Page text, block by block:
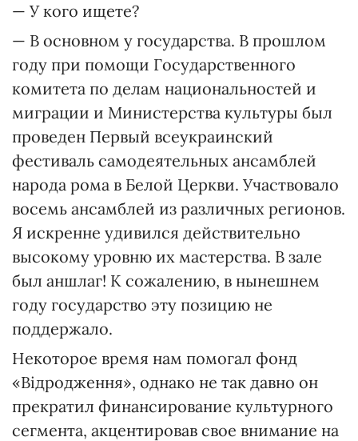
— У кого ищете?
— В основном у государства. В прошлом
году при помощи Государственного
комитета по делам национальностей и
миграции и Министерства культуры был
проведен Первый всеукраинский
фестиваль самодеятельных ансамблей
народа рома в Белой Церкви. Участвовало
восемь ансамблей из различных регионов.
Я искренне удивился действительно
высокому уровню их мастерства. В зале
был аншлаг! К сожалению, в нынешнем
году государство эту позицию не
поддержало.
Некоторое время нам помогал фонд
«Відродження», однако не так давно он
прекратил финансирование культурного
сегмента, акцентировав свое внимание на